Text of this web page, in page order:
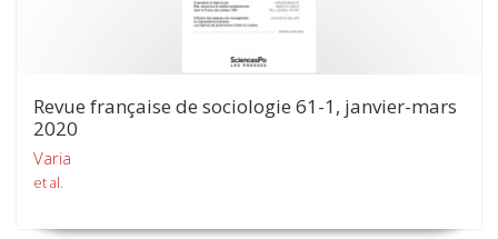
Revue française de sociologie 61-1, janvier-mars
2020
Varia
et al.